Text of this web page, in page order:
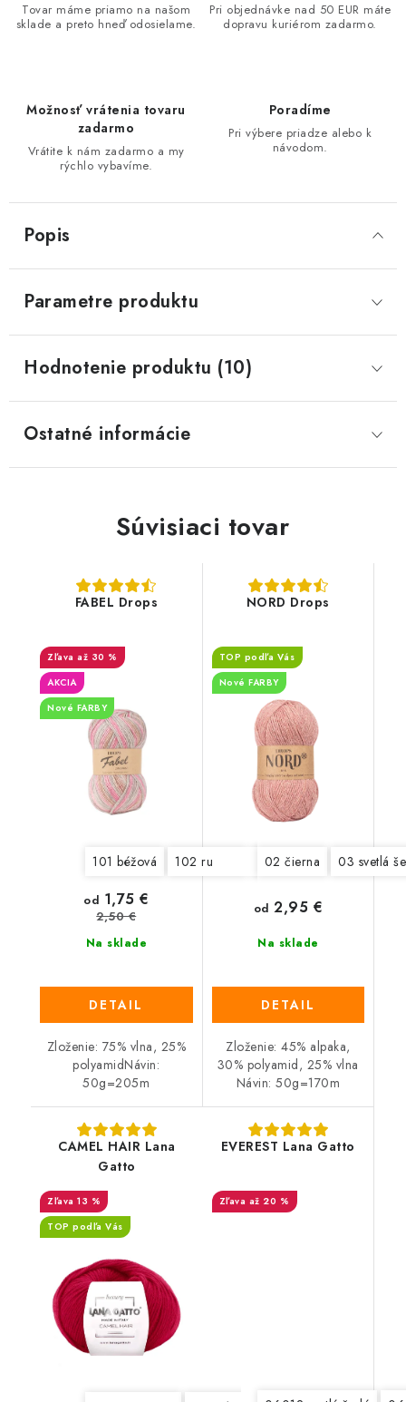
Tovar máme priamo na našom
sklade a preto hneď odosielame.
Pri objednávke nad 50 EUR máte
dopravu kuriérom zadarmo.
Možnosť vrátenia tovaru
zadarmo
Vrátite k nám zadarmo a my
rýchlo vybavíme.
Poradíme
Pri výbere priadze alebo k
návodom.
Popis
Parametre produktu
Hodnotenie produktu (10)
Ostatné informácie
Súvisiaci tovar
FABEL Drops
až 30 %
AKCIA
Nové FARBY
101 béžová 102 ružová 103 šedomodrá 104
Na sklade
od 1,75 €
2,50 €
DETAIL
Zloženie: 75% vlna, 25%
polyamidNávin:
50g=205m
NORD Drops
TOP podľa Vás
Nové FARBY
02 čierna 03 svetlá
Na sklade
od 2,95 €
DETAIL
Zloženie: 45% alpaka,
30% polyamid, 25% vlna
Návin: 50g=170m
CAMEL HAIR Lana
Gatto
13 %
TOP podľa Vás
EVEREST Lana Gatto
až 20 %